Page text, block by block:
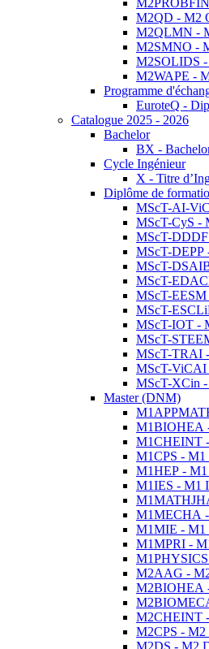
M2QD - M2
M2QLMN -
M2SMNO -
M2SOLIDS -
M2WAPE -
Programme
EuroteQ -
Catalogue 2025 - 2026
Bachelor
BX -
Cycle Ingénieur
X - Titre
Diplôme de
MScT-AI-
MScT-CyS -
MScT-DDDF
MScT-DEPP
MScT-
MScT-
MScT-EESM
MScT-
MScT-IOT -
MScT-
MScT-TRAI
MScT-ViCAI
MScT-XCin -
Master (DNM)
M1BIOHEA
M1CHEINT
M1CPS - M1
M1HEP - M1
M1IES - M1
M1MECHA -
M1MIE - M1
M1MPRI -
M2AAG -
M2BIOHEA
M2CHEINT
M2CPS - M2
M2DS - M2